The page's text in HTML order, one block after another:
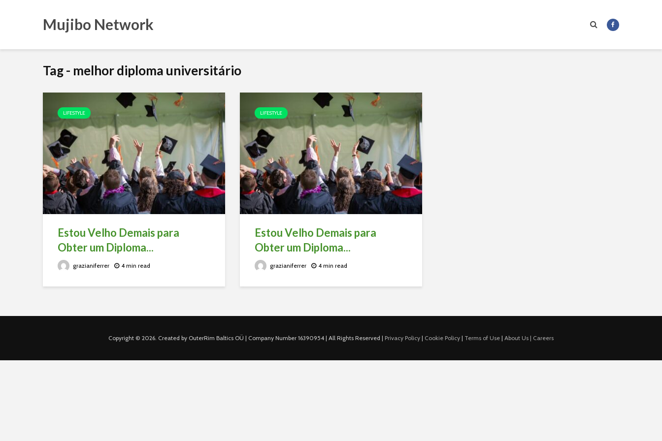
Mujibo Network
Tag - melhor diploma universitário
LIFESTYLE
Estou Velho Demais para
Obter um Diploma...
grazianiferrer 4 min read
LIFESTYLE
Estou Velho Demais para
Obter um Diploma...
grazianiferrer 4 min read
Copyright © 2026. Created by OuterRim Baltics OÜ | Company Number 16390954 | All Rights Reserved | Privacy Policy | Cookie Policy | Terms of Use | About Us | Careers